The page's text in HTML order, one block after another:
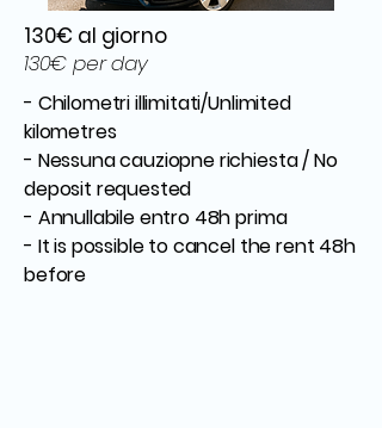
130€ al giorno
130€ per day
- Chilometri illimitati/Unlimited
kilometres
- Nessuna cauziopne richiesta / No
deposit requested
- Annullabile entro 48h prima
- It is possible to cancel the rent 48h
before